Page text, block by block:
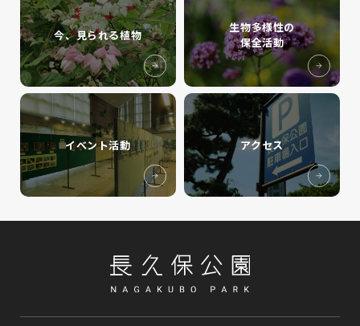
今、見られる植物
生物多様性の
保全活動
イベント活動 アクセス